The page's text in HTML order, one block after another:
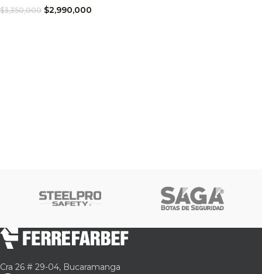
$3,350,000 $2,990,000
Cra 26 # 29-04, Bucaramanga